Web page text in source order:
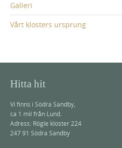
Galleri
Vårt klosters ursprung
Hitta hit
Vi finns i Södra Sandby,
ca 1 mil från Lund.
Adress: Rögle kloster 224
247 91 Södra Sandby